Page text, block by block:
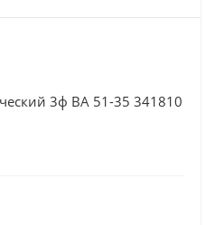
51-35 341810